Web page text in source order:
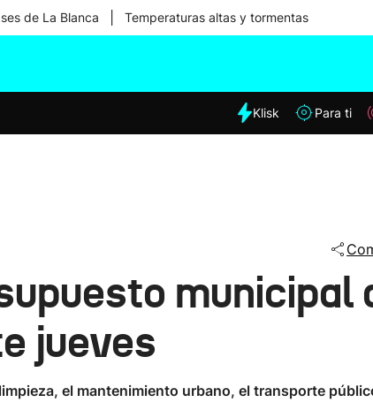
de La Blanca Temperaturas altas y tormentas
Klisk Para ti
municipal
jueves
el mantenimiento urbano, el transporte